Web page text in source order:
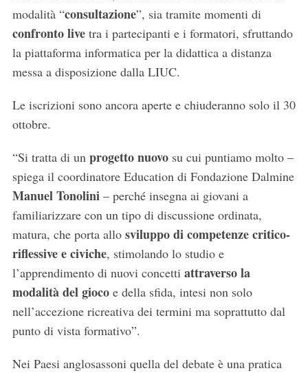
modalità “consultazione”, sia tramite momenti di
confronto livetra i partecipanti e i formatori, sfruttando
la piattaforma informatica per la didattica a distanza
messa a disposizione dalla LIUC.
Le iscrizioni sono ancora aperte e chiuderanno solo il 30
ottobre.
“Si tratta di un progetto nuovosu cui puntiamo molto –
spiega il coordinatore Education di Fondazione Dalmine
Manuel Tonolini– perché insegna ai giovani a
familiarizzare con un tipo di discussione ordinata,
matura, che porta allo sviluppo di competenze critico-
riflessivee civiche, stimolando lo studio e
l’apprendimento di nuovi concetti attraverso la
modalità del giocoe della sfida, intesi non solo
nell’accezione ricreativa dei termini ma soprattutto dal
punto di vista formativo”.
Nei Paesi anglosassoni quella del debate è una pratica